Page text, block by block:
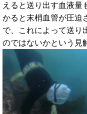
えると送り出す血液量
かると末梢血管が圧迫
で、これによって送り
のではないかという見